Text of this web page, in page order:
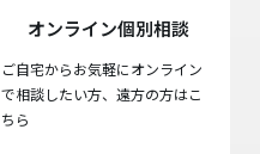
オンライン個別相談
ご自宅からお気軽にオンライン
で相談したい方、遠方の方はこ
ちら